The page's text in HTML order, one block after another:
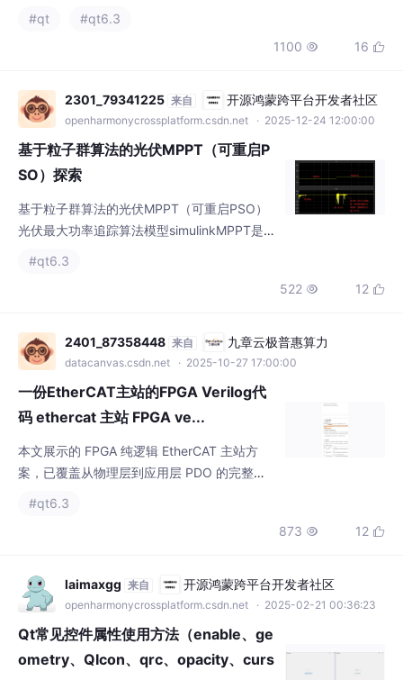
openharmonycrossplatform.csdn.net
基于粒子群算法的光伏MPPT（可重启PSO）
光伏最大功率追踪算法模型simulinkMPPT是基
于粒子群算法实现的，同时具备动态追踪能
力，当光照改变后会重启粒子群算法进行最大
功率追踪在光伏系统中，最大功率点跟踪（MP
PT）技术至关重要，它能确保光伏板始终在最
大功率点附近工作，提高发电效率。今天咱们
PPT，而且这个PSO还具备可重启功能哦。
#qt6.3
522  12 
2401_87358448 来自 九章云极普惠算力
datacanvas.csdn.net
本文展示的 FPGA 纯逻辑 EtherCAT 主站方
案，已覆盖从物理层到应用层 PDO 的完整链
路，提供开箱即用的 32 轴驱动能力，并给出
详尽的寄存器手册与代码导读。开发者可在保
留实时部分不动的前提下，把全部算力投入到
运动控制算法，实现"硬实时 + 软应用"的分
工，为高性价比多轴伺服、机器人、CNC 等场
#qt6.3
laimaxgg 来自 开源鸿蒙跨平台开发者社区
openharmonycrossplatform.csdn.net
or、font、focusPolicy、sizePolicy）
这里我们使用QPixmap类型作为图片存储类
型，我们的图片，多少会有一点大，Qt 提供了
通过QPixmap成员函数来设置图片的缩放比
例。鼠标的中心位置相较于图片的位置也是可
以设置的，默认情况下是图片的正中心，使用
#qt #开发语言 #c++
+1
1814